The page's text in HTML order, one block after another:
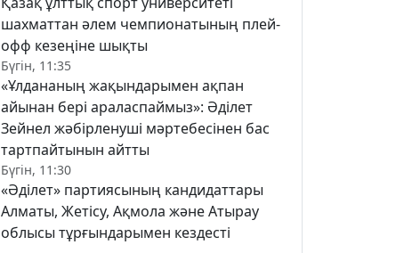
шахматтан әлем чемпионатының плей-
офф кезеңіне шықты
Бүгін, 11:35
«Ұлдананың жақындарымен ақпан
айынан бері араласпаймыз»: Әділет
Зейнел жәбірленуші мәртебесінен бас
тартпайтынын айтты
Бүгін, 11:30
«Әділет» партиясының кандидаттары
Алматы, Жетісу, Ақмола және Атырау
облысы тұрғындарымен кездесті